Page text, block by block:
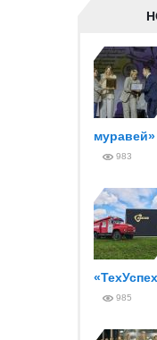
муравей»
983
985